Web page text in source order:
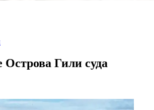
Гили суда